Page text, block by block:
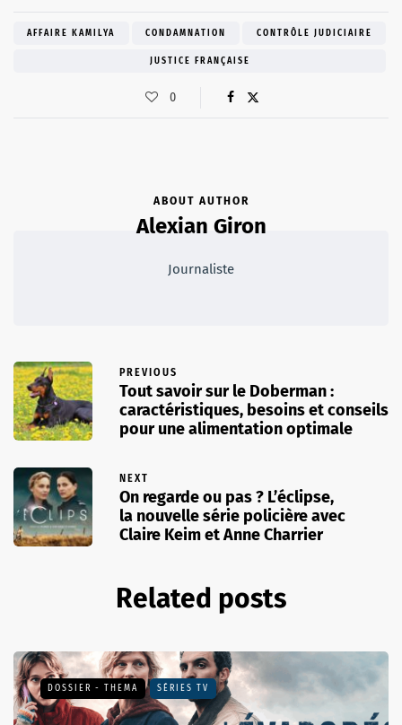
AFFAIRE KAMILYA CONDAMNATION CONTRÔLE JUDICIAIRE
JUSTICE FRANÇAISE
0
ABOUT AUTHOR
Alexian Giron
Journaliste
PREVIOUS
Tout savoir sur le Doberman :
caractéristiques, besoins et conseils
pour une alimentation optimale
NEXT
On regarde ou pas ? L’éclipse,
la nouvelle série policière avec
Claire Keim et Anne Charrier
Related posts
DOSSIER - THEMA SÉRIES TV